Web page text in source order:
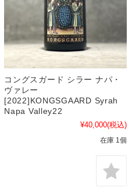
コングスガード シラー ナパ・
ヴァレー
[2022]KONGSGAARD Syrah
Napa Valley22
¥40,000(税込)
在庫 1個